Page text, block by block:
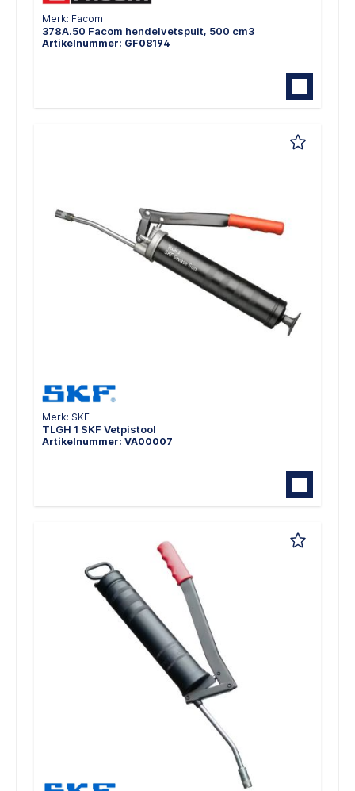
Merk: Facom
378A.50 Facom hendelvetspuit, 500 cm3
Artikelnummer: GF08194
Merk: SKF
TLGH 1 SKF Vetpistool
Artikelnummer: VA00007